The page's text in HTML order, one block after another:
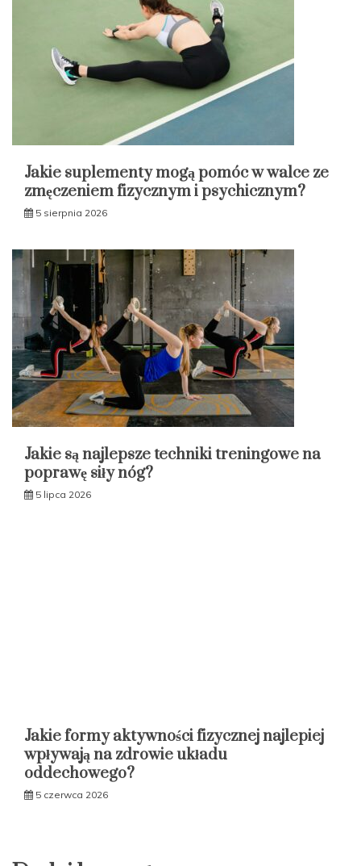
Jakie suplementy mogą pomóc w walce ze
zmęczeniem fizycznym i psychicznym?
5 sierpnia 2026
Jakie są najlepsze techniki treningowe na
poprawę siły nóg?
5 lipca 2026
Jakie formy aktywności fizycznej najlepiej
wpływają na zdrowie układu
oddechowego?
5 czerwca 2026